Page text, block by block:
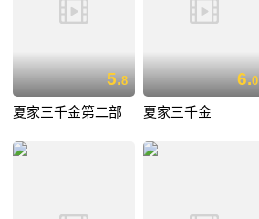
5.8
夏家三千金第二部
6.0
夏家三千金